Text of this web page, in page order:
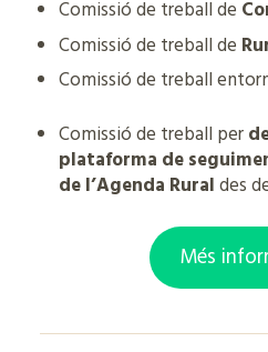
Comissió de treball de
Comissió de treball de
Comissió de treball
Comissió de treball per
plataforma de
de l’Agenda Ruraldes
Més